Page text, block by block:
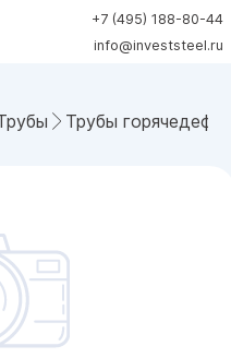
+7 (495) 188-80-44
info@investsteel.ru
Трубы